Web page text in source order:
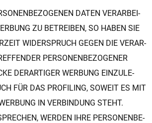
DATEN VER­A­R­BEI­
ZU BE­TREI­BEN, SO HABEN SIE
WI­DER­SPRUCH GEGEN DIE VER­A­R­
PER­SO­NEN­BE­ZO­GE­NER
DER­AR­TI­GER WER­BUNG EIN­ZU­LE­
FÜR DAS PRO­FI­LING, SO­WEIT ES MIT
IN VER­BIN­DUNG STEHT.
WER­DEN IHRE PER­SO­NEN­BE­